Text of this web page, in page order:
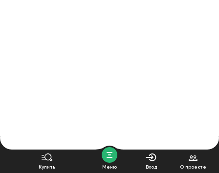
Купить Меню Вход О проекте